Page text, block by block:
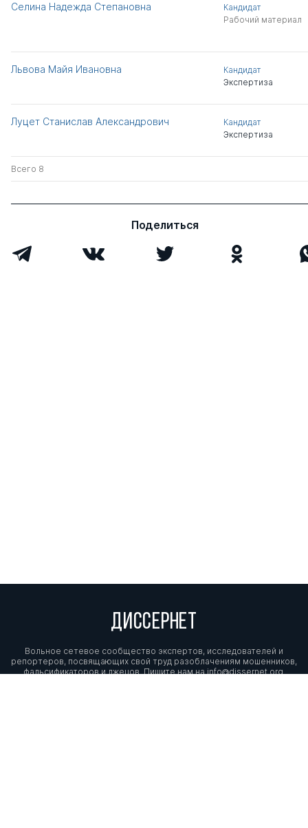
Селина Надежда Степановна
Кандидат
Рабочий материал
Львова Майя Ивановна
Кандидат
Экспертиза
Луцет Станислав Александрович
Кандидат
Экспертиза
Всего 8
Поделиться
ДИССЕРНЕТ
Вольное сетевое сообщество экспертов, исследователей и
репортеров, посвящающих свой труд разоблачениям мошенников,
фальсификаторов и лжецов. Пишите нам наinfo@dissernet.org.